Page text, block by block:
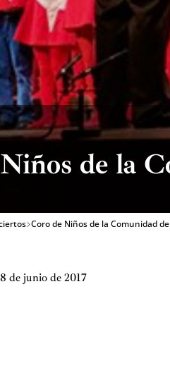
de la
Coro de Niños de la Comunidad
de junio de 2017